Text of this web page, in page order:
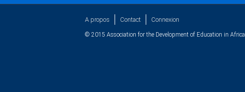
A propos Contact Connexion
© 2015 Association for the Development of Education in Africa